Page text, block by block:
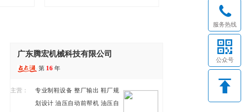
广东腾宏机械科技有限公司
第 16 年
主营： 专业制鞋设备 整厂输出 鞋厂规
划设计 油压自动前帮机 油压自
服务热线
公众号